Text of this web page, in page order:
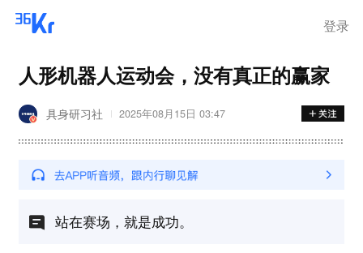
登录
人形机器人运动会，没有真正的赢家
具身研习社 2025年08月15日 03:47
站在赛场，就是成功。